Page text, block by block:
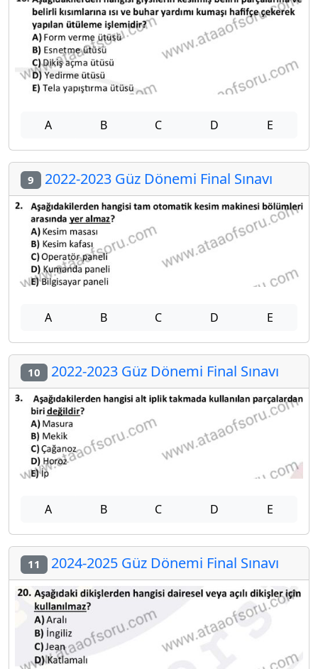
A B C D E
9 2022-2023 Güz Dönemi Final Sınavı
A B C D E
10 2022-2023 Güz Dönemi Final Sınavı
A B C D E
11 2024-2025 Güz Dönemi Final Sınavı